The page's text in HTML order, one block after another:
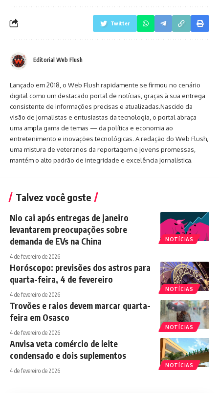
Twitter
Editorial Web Flush
Lançado em 2018, o Web Flush rapidamente se firmou no cenário
digital como um destacado portal de notícias, graças à sua entrega
consistente de informações precisas e atualizadas.Nascido da
visão de jornalistas e entusiastas da tecnologia, o portal abraça
uma ampla gama de temas — da política e economia ao
entretenimento e inovações tecnológicas. A redação do Web Flush,
uma mistura de veteranos da reportagem e jovens promessas,
mantém o alto padrão de integridade e excelência jornalística.
Talvez você goste
NOTÍCIAS
Nio cai após entregas de janeiro
levantarem preocupações sobre
demanda de EVs na China
4 de fevereiro de 2026
NOTÍCIAS
Horóscopo: previsões dos astros para
quarta-feira, 4 de fevereiro
4 de fevereiro de 2026
NOTÍCIAS
Trovões e raios devem marcar quarta-
feira em Osasco
4 de fevereiro de 2026
NOTÍCIAS
Anvisa veta comércio de leite
condensado e dois suplementos
4 de fevereiro de 2026